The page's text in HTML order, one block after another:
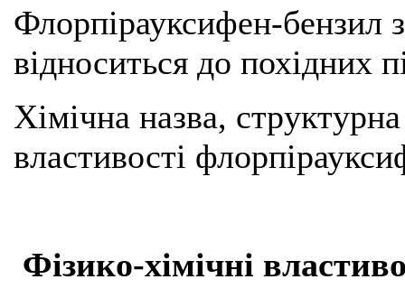
Флорпірауксифен-бензил
відноситься до похідних
Хімічна назва,
властивості
Фізико-хімічні